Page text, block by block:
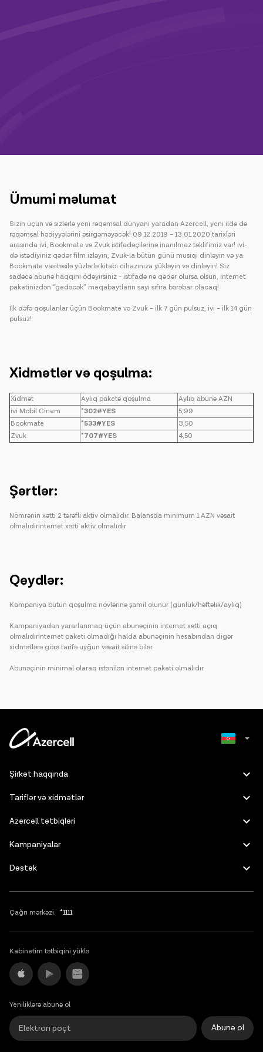
Ümumi̇ məlumat
Sizin üçün və sizlərlə yeni rəqəmsal dünyanı yaradan Azercell, yeni ildə də
rəqəmsal hədiyyələrini əsirgəməyəcək! 09.12.2019 – 13.01.2020 tarixləri
arasında ivi, Bookmate və Zvuk istifadəçilərinə inanılmaz təklifimiz var! ivi-
də istədiyiniz qədər film izləyin, Zvuk-la bütün günü musiqi dinləyin və ya
Bookmate vasitəsilə yüzlərlə kitabı cihazınıza yükləyin və dinləyin! Siz
sadəcə abunə haqqını ödəyirsiniz - istifadə nə qədər olursa olsun, internet
paketinizdən “gedəcək” meqabaytların sayı sıfıra bərəbar olacaq!
İlk dəfə qoşulanlar üçün Bookmate və Zvuk – ilk 7 gün pulsuz, ivi – ilk 14 gün
pulsuz!
Xi̇dmətlər və qoşulma:
Xidmət Aylıq paketə qoşulma
Aylıq abunə AZN
ivi Mobil Cinem
*302#YES
5,99
Bookmate
*533#YES
3,50
Zvuk
*707#YES 4,50
Şərtlər:
Nömrənin xətti 2 tərəfli aktiv olmalıdır. Balansda minimum 1 AZN vəsait
olmalıdırİnternet xətti aktiv olmalıdır
Qeydlər:
Kampaniya bütün qoşulma növlərinə şamil olunur (günlük/həftəlik/aylıq)
Kampaniyadan yararlanmaq üçün abunəçinin internet xətti açıq
olmalıdırİnternet paketi olmadığı halda abunəçinin hesabından digər
xidmətlərə görə tarifə uyğun vəsait silinə bilər.
Abunəçinin minimal olaraq istənilən internet paketi olmalıdır.
Şirkət haqqında
Tariflər və xidmətlər
Azercell tətbiqləri
Kampaniyalar
Dəstək
Çağrı mərkəzi: *1111
Kabinetim tətbiqini yüklə
Yeniliklərə abunə ol
Abunə ol